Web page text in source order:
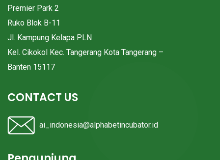
Premier Park 2
Ruko Blok B-11
Jl. Kampung Kelapa PLN
Kel. Cikokol Kec. Tangerang Kota Tangerang –
Banten 15117
CONTACT US
ai_indonesia@alphabetincubator.id